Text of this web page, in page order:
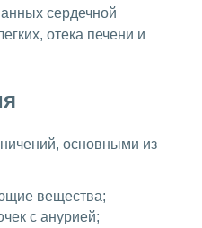
сердечной
отека печени и
основными из
вещества;
с анурией;